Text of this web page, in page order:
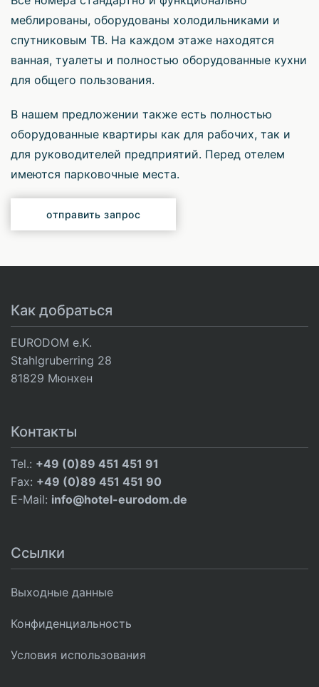
меблированы, оборудованы холодильниками и
спутниковым ТВ. На каждом этаже находятся
ванная, туалеты и полностью оборудованные кухни
для общего пользования.
В нашем предложении также есть полностью
оборудованные квартиры как для рабочих, так и
для руководителей предприятий. Перед отелем
имеются парковочные места.
отправить запрос
Как добраться
EURODOM e.K.
Stahlgruberring 28
81829 Мюнхен
Контакты
Tel.: +49 (0)89 451 451 91
Fax: +49 (0)89 451 451 90
E-Mail: info@hotel-eurodom.de
Ссылки
Выходные данные
Конфиденциальность
Условия использования